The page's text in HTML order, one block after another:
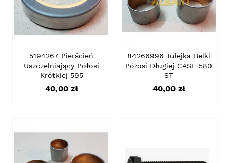
5194267 Pierścień
Uszczelniający Półosi
Krótkiej 595
Cena
40,00 zł
84266996 Tulejka Belki
Półosi Długiej CASE 580
ST
Cena
40,00 zł